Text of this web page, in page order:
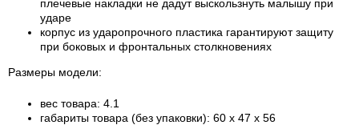
плечевые накладки не дадут выскользнуть малышу при
ударе
корпус из ударопрочного пластика гарантируют защиту
при боковых и фронтальных столкновениях
Размеры модели:
вес товара: 4.1
габариты товара (без упаковки): 60 x 47 x 56